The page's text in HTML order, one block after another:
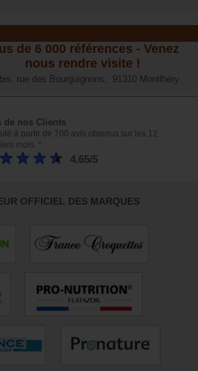
de 6 000 références - Venez
nous rendre visite !
rue des Bourguignons, 91310 Montlhéry
de nos Clients
à partir de 700 avis obtenus sur les 12
mois. *
4.65/5
OFFICIEL DES MARQUES